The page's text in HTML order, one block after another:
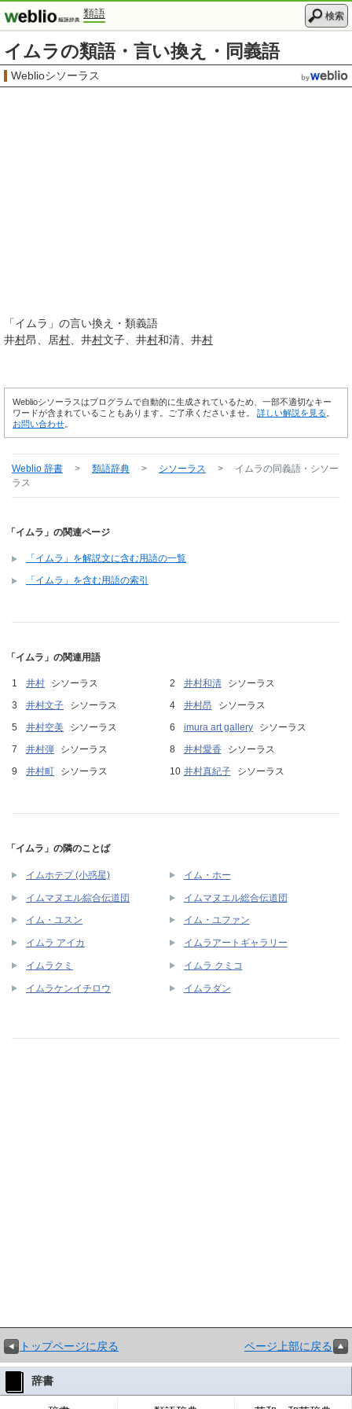
類語 検索
イムラの類語・言い換え・同義語
Weblioシソーラス
「イムラ 」の言い換え・類義語
井村昂 居村 井村文子 井村和清 井村
Weblioシソーラスはプログラムで自動的に生成されているため、一部不適切なキー
ワードが含まれていることもあります。ご了承くださいませ。 詳しい解説を見る
お問い合わせ
Weblio 辞書 > 類語辞典 > シソーラス > イムラの同義語・シソー
ラス
「イムラ」の関連ページ
「イムラ」を解説文に含む用語の一覧
「イムラ」を含む用語の索引
「イムラ」の関連用語
井村 シソーラス 井村和清
シソーラス
井村文子
シソーラス 井村昂
シソーラス
井村空美
シソーラス imura art gallery
シソーラス
井村弾
シソーラス 井村愛香
シソーラス
井村町
シソーラス 井村真紀子 シソーラス
「イムラ」の隣のことば
イムホテプ (小惑星) イム・ホー
イムマヌエル綜合伝道団 イムマヌエル総合伝道団
イム・ユスン イム・ユファン
イムラ アイカ イムラアートギャラリー
イムラクミ イムラ クミコ
イムラケンイチロウ イムラダン
トップページに戻る ページ上部に戻る
辞書